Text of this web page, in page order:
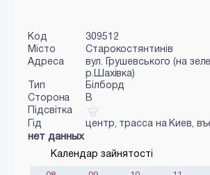
Код
309512
Місто
Старокостянтинів
Адреса
вул. Грушевського (на
р.Шахівка)
Тип
Білборд
Сторона
B
Підсвітка
Гід
центр, трасса на Киев,
нет данных
Календар зайнятості